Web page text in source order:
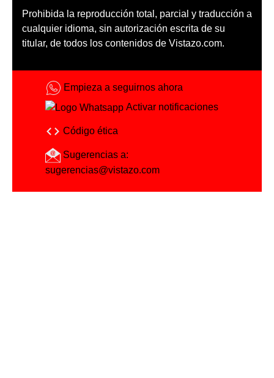
Prohibida la reproducción total, parcial y traducción a
cualquier idioma, sin autorización escrita de su
titular, de todos los contenidos de Vistazo.com.
Empieza a seguirnos ahora
Activar notificaciones
Código ética
Sugerencias a:
sugerencias@vistazo.com